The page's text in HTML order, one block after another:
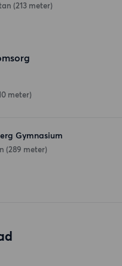
(213 meter)
meter)
Gymnasium
(289 meter)